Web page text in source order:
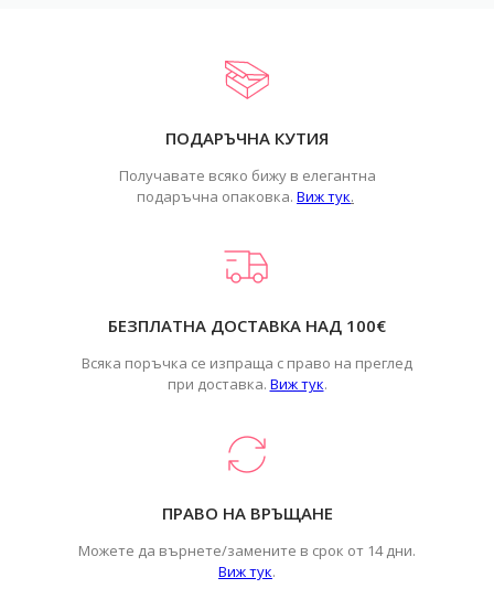
ПОДАРЪЧНА КУТИЯ
Получавате всяко бижу в елегантна
подаръчна опаковка. Виж тук.
БЕЗПЛАТНА ДОСТАВКА НАД 100€
Всяка поръчка се изпраща с право на преглед
при доставка. Виж тук.
ПРАВО НА ВРЪЩАНЕ
Можете да върнете/замените в срок от 14 дни.
Виж тук.